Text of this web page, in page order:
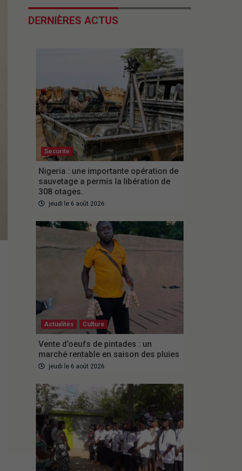
DERNIÈRES ACTUS
Securite
Nigeria : une importante opération de
sauvetage a permis la libération de
308 otages.
jeudi le 6 août 2026
Actualités Culture
Vente d’oeufs de pintades : un
marché rentable en saison des pluies
jeudi le 6 août 2026